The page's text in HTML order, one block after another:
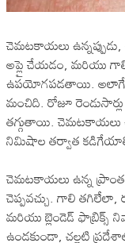
చెమటకాయలు
అప్లై చేయడం, మరియు గాలి
ఉపయోగపడతాయి. అలాగే,
మంచిది. రోజూ
తగ్గుతాయి. చెమటకాయలు
నిమిషాల తర్వాత
చెమటకాయలు ఉన్న
చెప్పవచ్చు. గాలి తగిలేలా,
మరియు బ్లెండెడ్
ఉండకుండా, చల్లటి